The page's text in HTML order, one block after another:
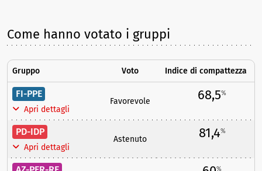
Come hanno votato i gruppi
Gruppo Voto Indice di compattezza
FI-PPE
Apri dettagli
Favorevole 68,5%
PD-IDP
Apri dettagli
Astenuto 81,4%
%